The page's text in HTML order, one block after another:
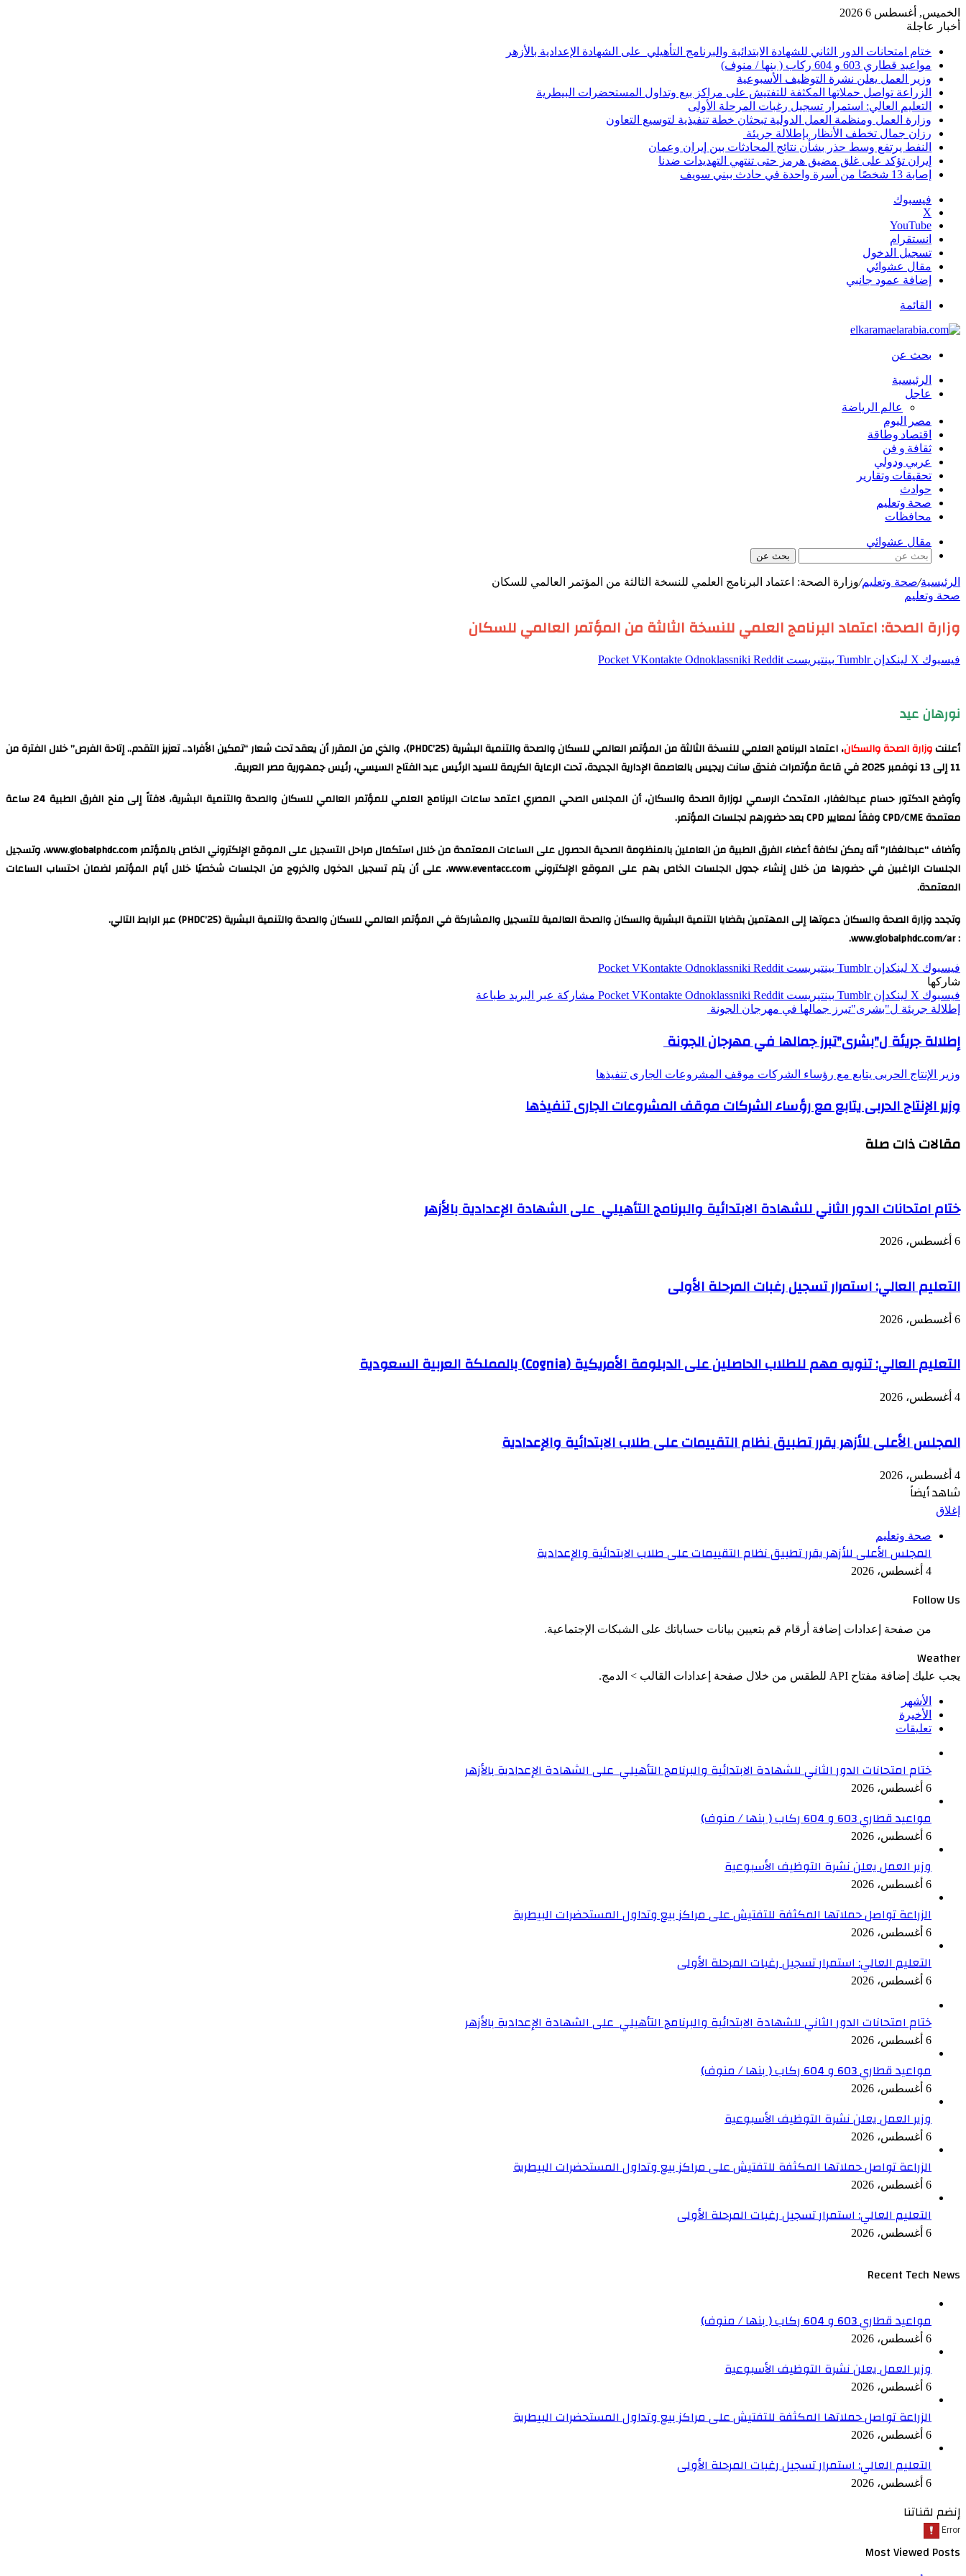
الخميس, أغسطس 6 2026
أخبار عاجلة
ختام امتحانات الدور الثاني للشهادة الابتدائية والبرنامج التأهيلي على الشهادة الإعدادية بالأزهر
مواعيد قطاري 603 و 604 ركاب ( بنها / منوف)
وزير العمل يعلن نشرة التوظيف الأسبوعية
الزراعة تواصل حملاتها المكثفة للتفتيش على مراكز بيع وتداول المستحضرات البيطرية
التعليم العالي: استمرار تسجيل رغبات المرحلة الأولى
وزارة العمل ومنظمة العمل الدولية تبحثان خطة تنفيذية لتوسيع التعاون
رزان جمال تخطف الأنظار بإطلالة جريئة
النفط يرتفع وسط حذر بشأن نتائج المحادثات بين إيران وعمان
إيران تؤكد على غلق مضيق هرمز حتى تنتهي التهديدات ضدنا
إصابة 13 شخصًا من أسرة واحدة في حادث ببني سويف
فيسبوك
‫X
‫YouTube
انستقرام
تسجيل الدخول
مقال عشوائي
إضافة عمود جانبي
القائمة
بحث عن
الرئيسية
عاجل
عالم الرياضة
مصر اليوم
اقتصاد وطاقة
ثقافة و فن
عربي ودولي
تحقيقات وتقارير
حوادث
صحة وتعليم
محافظات
مقال عشوائي
بحث عن
الرئيسية/صحة وتعليم/وزارة الصحة: اعتماد البرنامج العلمي للنسخة الثالثة من المؤتمر العالمي للسكان
صحة وتعليم
وزارة الصحة: اعتماد البرنامج العلمي للنسخة الثالثة من المؤتمر العالمي للسكان
فيسبوك ‫X لينكدإن بينتيريست Odnoklassniki
‫Pocket
نورهان عيد
أعلنتوزارة الصحة والسكان
، اعتماد البرنامج العلمي للنسخة الثالثة من المؤتمر العالمي للسكان والصحة والتنمية البشرية (PHDC’25)، والذي من المقرر أن يعقد تحت شعار “تمكين الأفراد.. تعزيز التقدم.. إتاحة الفرص” خلال الفترة من
11 إلى 13 نوفمبر 2025 في قاعة مؤتمرات فندق سانت ريجيس بالعاصمة الإدارية الجديدة، تحت الرعاية الكريمة للسيد الرئيس عبد الفتاح السيسي، رئيس جمهورية مصر العربية.
وأوضح الدكتور حسام عبدالغفار، المتحدث الرسمي لوزارة الصحة والسكان، أن المجلس الصحي المصري اعتمد ساعات البرنامج العلمي للمؤتمر العالمي للسكان والصحة والتنمية البشرية، لافتاً إلى منح الفرق الطبية 24 ساعة
معتمدة CPD/CME وفقاً لمعايير CPD بعد حضورهم لجلسات المؤتمر.
وأضاف “عبدالغفار” أنه يمكن لكافة أعضاء الفرق الطبية من العاملين بالمنظومة الصحية الحصول على الساعات المعتمدة من خلال استكمال مراحل التسجيل على الموقع الإلكتروني الخاص بالمؤتمر www.globalphdc.com، وتسجيل
الجلسات الراغبين في حضورها من خلال إنشاء جدول الجلسات الخاص بهم على الموقع الإلكتروني www.eventacc.com، على أن يتم تسجيل الدخول والخروج من الجلسات شخصيًا خلال أيام المؤتمر لضمان احتساب الساعات
المعتمدة.
وتجدد وزارة الصحة والسكان دعوتها إلى المهتمين بقضايا التنمية البشرية والسكان والصحة العالمية للتسجيل والمشاركة في المؤتمر العالمي للسكان والصحة والتنمية البشرية (PHDC’25) عبر الرابط التالي.
: www.globalphdc.com/ar.
فيسبوك ‫X لينكدإن بينتيريست Odnoklassniki
‫Pocket
شاركها
فيسبوك ‫X لينكدإن بينتيريست Odnoklassniki
‫Pocket مشاركة عبر البريد طباعة
إطلالة جريئة ل"بشرى"تبرز جمالها في مهرجان الجونة
إطلالة جريئة ل"بشرى"تبرز جمالها في مهرجان الجونة
وزير الإنتاج الحربى يتابع مع رؤساء الشركات موقف المشروعات الجارى تنفيذها
وزير الإنتاج الحربى يتابع مع رؤساء الشركات موقف المشروعات الجارى تنفيذها
مقالات ذات صلة
ختام امتحانات الدور الثاني للشهادة الابتدائية والبرنامج التأهيلي على الشهادة الإعدادية بالأزهر
6 أغسطس، 2026
التعليم العالي: استمرار تسجيل رغبات المرحلة الأولى
6 أغسطس، 2026
التعليم العالي: تنويه مهم للطلاب الحاصلين على الدبلومة الأمريكية (Cognia) بالمملكة العربية السعودية
4 أغسطس، 2026
المجلس الأعلى للأزهر يقرر تطبيق نظام التقييمات على طلاب الابتدائية والإعدادية
4 أغسطس، 2026
شاهد أيضاً
إغلاق
صحة وتعليم
المجلس الأعلى للأزهر يقرر تطبيق نظام التقييمات على طلاب الابتدائية والإعدادية
4 أغسطس، 2026
Follow Us
من صفحة إعدادات إضافة أرقام قم بتعيين بيانات حساباتك على الشبكات الإجتماعية.
Weather
يجب عليك إضافة مفتاح API للطقس من خلال صفحة إعدادات القالب > الدمج.
الأشهر
الأخيرة
تعليقات
ختام امتحانات الدور الثاني للشهادة الابتدائية والبرنامج التأهيلي على الشهادة الإعدادية بالأزهر
6 أغسطس، 2026
مواعيد قطاري 603 و 604 ركاب ( بنها / منوف)
6 أغسطس، 2026
وزير العمل يعلن نشرة التوظيف الأسبوعية
6 أغسطس، 2026
الزراعة تواصل حملاتها المكثفة للتفتيش على مراكز بيع وتداول المستحضرات البيطرية
6 أغسطس، 2026
التعليم العالي: استمرار تسجيل رغبات المرحلة الأولى
6 أغسطس، 2026
ختام امتحانات الدور الثاني للشهادة الابتدائية والبرنامج التأهيلي على الشهادة الإعدادية بالأزهر
6 أغسطس، 2026
مواعيد قطاري 603 و 604 ركاب ( بنها / منوف)
6 أغسطس، 2026
وزير العمل يعلن نشرة التوظيف الأسبوعية
6 أغسطس، 2026
الزراعة تواصل حملاتها المكثفة للتفتيش على مراكز بيع وتداول المستحضرات البيطرية
6 أغسطس، 2026
التعليم العالي: استمرار تسجيل رغبات المرحلة الأولى
6 أغسطس، 2026
Recent Tech News
مواعيد قطاري 603 و 604 ركاب ( بنها / منوف)
6 أغسطس، 2026
وزير العمل يعلن نشرة التوظيف الأسبوعية
6 أغسطس، 2026
الزراعة تواصل حملاتها المكثفة للتفتيش على مراكز بيع وتداول المستحضرات البيطرية
6 أغسطس، 2026
التعليم العالي: استمرار تسجيل رغبات المرحلة الأولى
6 أغسطس، 2026
إنضم لقناتنا
Most Viewed Posts